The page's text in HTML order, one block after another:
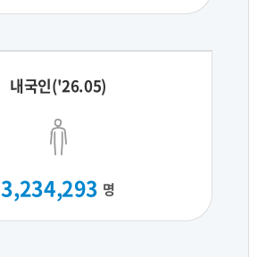
내국인('26.05)
3,234,293 명